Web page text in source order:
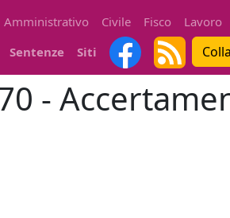
Amministrativo Civile Fisco Lavoro
Sentenze Siti
-